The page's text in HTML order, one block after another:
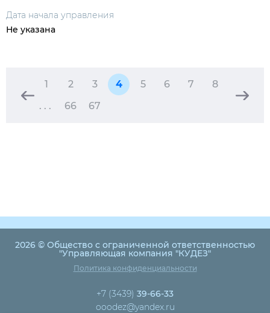
Дата начала управления
Не указана
1 2 3 4 5 6 7
8
. . .
66 67
2026 © Общество с ограниченной ответственностью
"Управляющая компания "КУДЕЗ"
Политика конфиденциальности
+7 (3439) 39-66-33
ooodez@yandex.ru